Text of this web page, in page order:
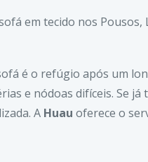
é o refúgio após um
e nódoas difíceis. Se
A Huau oferece o